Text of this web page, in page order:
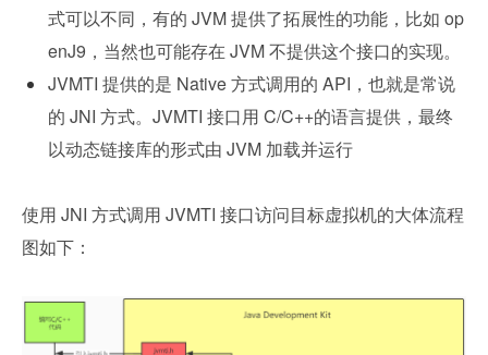
式可以不同，有的 JVM 提供了拓展性的功能，比如 op
enJ9，当然也可能存在 JVM 不提供这个接口的实现。
JVMTI 提供的是 Native 方式调用的 API，也就是常说
的 JNI 方式。JVMTI 接口用 C/C++的语言提供，最终
以动态链接库的形式由 JVM 加载并运行
使用 JNI 方式调用 JVMTI 接口访问目标虚拟机的大体流程
图如下：